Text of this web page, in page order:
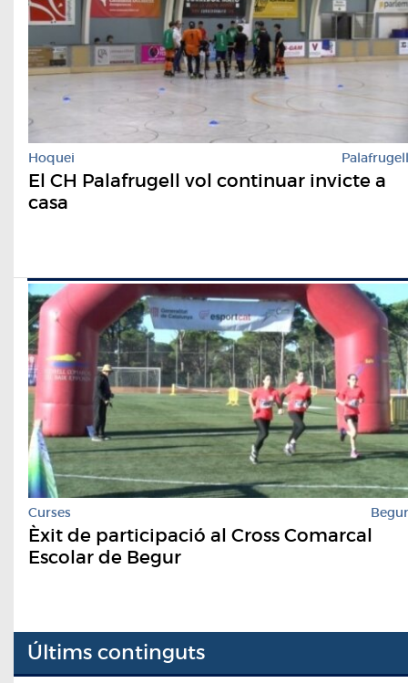
Hoquei Palafrugell
El CH Palafrugell vol continuar invicte a
casa
Curses Begur
Èxit de participació al Cross Comarcal
Escolar de Begur
Últims continguts